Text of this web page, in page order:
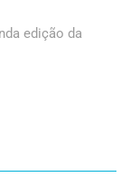
edição da